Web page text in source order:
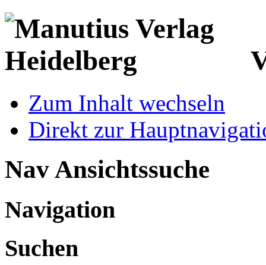
Zum Inhalt wechseln
Direkt zur
Nav Ansichtssuche
Navigation
Suchen